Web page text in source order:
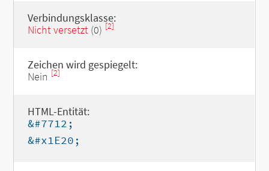
Verbindungsklasse:
Nicht versetzt(0) [2]
Zeichen wird gespiegelt:
Nein [2]
HTML-Entität:
&#7712;
&#x1E20;